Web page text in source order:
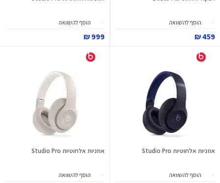
הוסף להשוואה
459 ₪
הוסף להשוואה
999 ₪
אוזניות אלחוטיות Studio Pro
הוסף להשוואה
אוזניות אלחוטיות Studio Pro
הוסף להשוואה